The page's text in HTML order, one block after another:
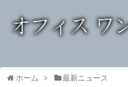
ホーム 最新ニュース